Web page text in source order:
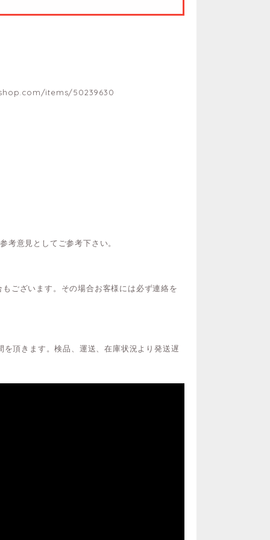
items/50239630
考意見としてご参考下さい。
ございます。その場合お客様には必ず連絡を
頂きます。検品、運送、在庫状況より発送遅